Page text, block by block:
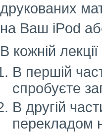
друкованих
на Ваш iPod
В кожній
В першій
спробуєте
В другій
перекладом